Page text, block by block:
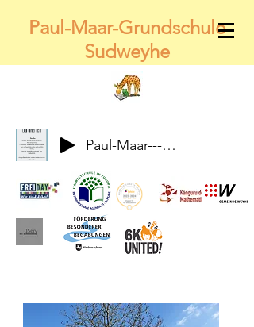
Paul-Maar-Grundschule
Sudweyhe
Paul-Maar---Wir-alle-gemeinsam